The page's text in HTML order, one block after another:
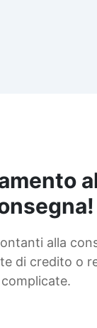
alla
di credito o
complicate.